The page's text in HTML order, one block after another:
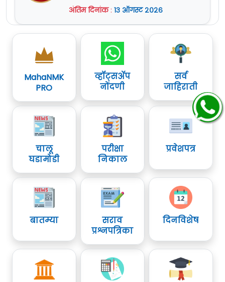
अंतिम दिनांक: १३ ऑगस्ट २०२६
MahaNMK
PRO
व्हॉट्सॲप
नोंदणी
सर्व
जाहिराती
चालू
घडामोडी
परीक्षा
निकाल
प्रवेशपत्र
बातम्या
सराव
प्रश्नपत्रिका
दिनविशेष